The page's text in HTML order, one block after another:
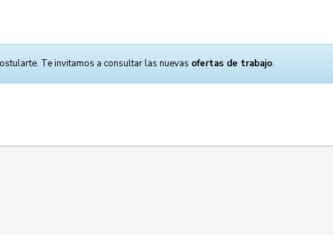
Te invitamos a consultar las nuevas ofertas de trabajo.